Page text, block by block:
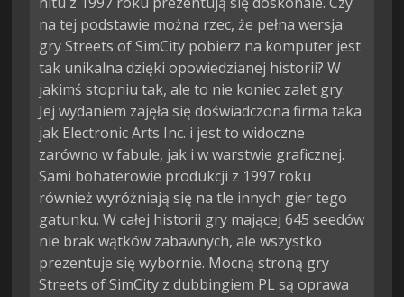
na tej podstawie można rzec, że pełna wersja
gry Streets of SimCity pobierz na komputer jest
tak unikalna dzięki opowiedzianej historii? W
jakimś stopniu tak, ale to nie koniec zalet gry.
Jej wydaniem zajęła się doświadczona firma taka
jak Electronic Arts Inc. i jest to widoczne
zarówno w fabule, jak i w warstwie graficznej.
Sami bohaterowie produkcji z 1997 roku
również wyróżniają się na tle innych gier tego
gatunku. W całej historii gry mającej 645 seedów
nie brak wątków zabawnych, ale wszystko
prezentuje się wybornie. Mocną stroną gry
Streets of SimCity z dubbingiem PL są oprawa